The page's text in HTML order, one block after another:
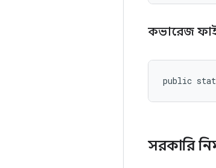
কভারেজ
public
সরকারি